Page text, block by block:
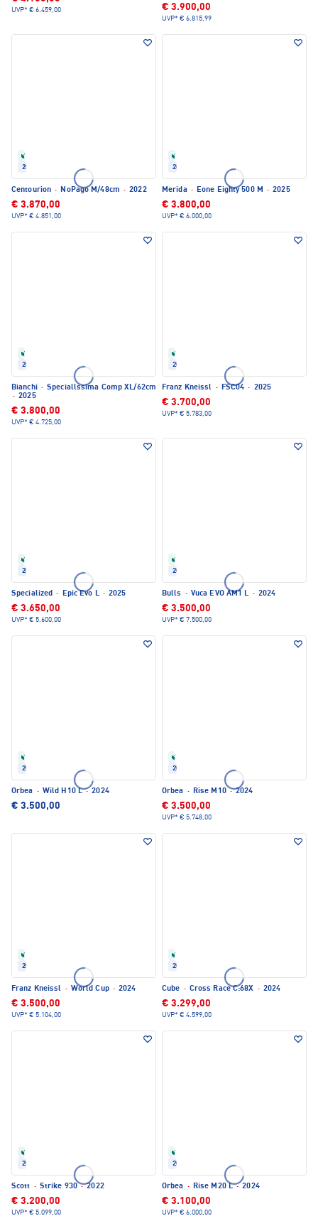
UVP* € 6.459,00 € 3.900,00
UVP* € 6.815,99
2022
Centourion · NoPago M/48cm · 2022
€ 3.870,00
UVP* € 4.851,00
2025
Merida · Eone Eighty 500 M · 2025
€ 3.800,00
UVP* € 6.000,00
2025
Bianchi · Speciallssima Comp XL/62cm
· 2025
€ 3.800,00
UVP* € 4.725,00
2025
Franz Kneissl · FSC04 · 2025
€ 3.700,00
UVP* € 5.783,00
2025
Specialized · Epic Evo L · 2025
€ 3.650,00
UVP* € 5.600,00
2024
Bulls · Vuca EVO AM1 L · 2024
€ 3.500,00
UVP* € 7.500,00
2024
Orbea · Wild H10 L· 2024
€ 3.500,00
2024
Orbea · Rise M10 ·2024
€ 3.500,00
UVP* € 5.748,00
2024
Franz Kneissl · World Cup · 2024
€ 3.500,00
UVP* € 5.104,00
2024
Cube · Cross Race C:68X · 2024
€ 3.299,00
UVP* € 4.599,00
2022
Scott · Strike 930·2022
€ 3.200,00
UVP* € 5.099,00
2024
Orbea · Rise M20 L· 2024
€ 3.100,00
UVP* € 6.000,00